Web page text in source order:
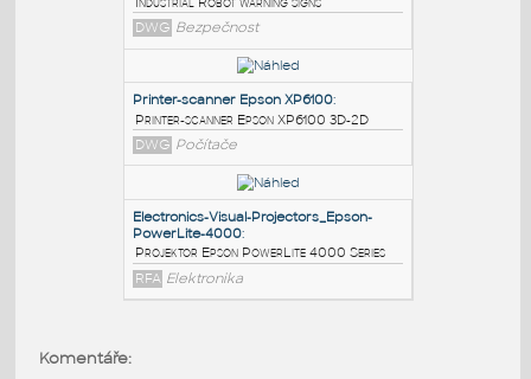
Projector-Epson-BrightLink-Pro_Series
Projektor Epson BrightLink Pro 1420Wi
RFA Elektronika
Robot Safety Signs:
Industrial Robot warning signs
DWG Bezpečnost
Komentáře: